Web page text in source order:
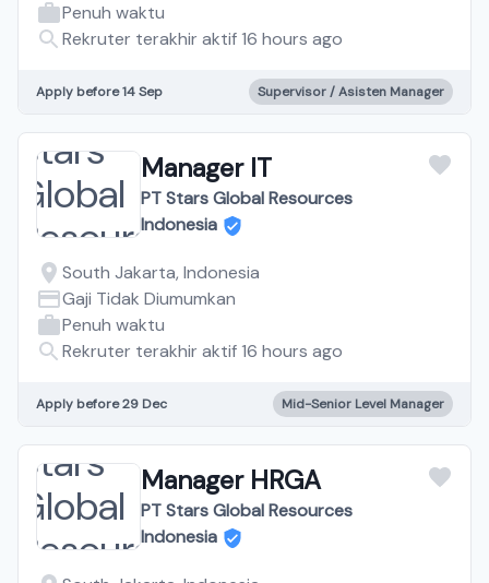
Penuh waktu
Rekruter terakhir aktif 16 hours ago
Apply before 14 Sep Supervisor / Asisten Manager
Manager IT
PT Stars Global Resources
Indonesia
South Jakarta, Indonesia
Gaji Tidak Diumumkan
Penuh waktu
Rekruter terakhir aktif 16 hours ago
Apply before 29 Dec Mid-Senior Level Manager
Manager HRGA
PT Stars Global Resources
Indonesia